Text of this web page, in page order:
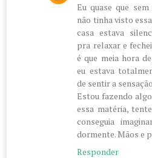
Eu quase que
não tinha visto
casa estava
pra relaxar e
é que meia hora
eu estava
de sentir a
Estou fazendo
essa matéria,
conseguia
dormente. Mãos e
Responder